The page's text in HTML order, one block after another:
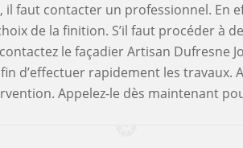
il faut contacter un professionnel. En
de la finition. S’il faut procéder à
le façadier Artisan Dufresne
d’effectuer rapidement les travaux.
Appelez-le dès maintenant